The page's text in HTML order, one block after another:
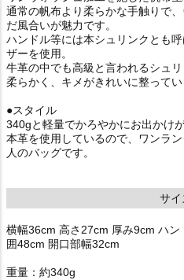
通常の帆布より柔らかな手触りで
だ風合いが魅力です。
ハンドル等には本シュリンクとも
ザーを使用。
牛革の中でも高級と言われるシュ
柔らかく、キメがきれいに整ってい
●スタイル
340gと軽量でかろやかにお出かけが
本革を使用しているので、ワンラ
人のバッグです。
サイ
横幅36cm 高さ27cm 厚み9cm ハ
囲48cm 開口部幅32cm
重量：約340g